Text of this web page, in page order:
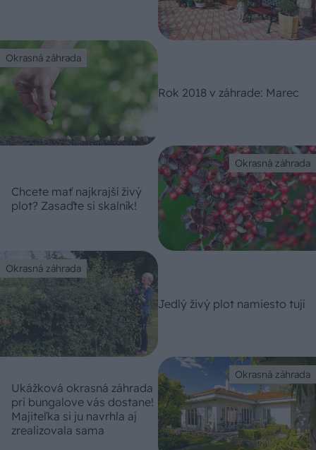
Okrasná záhrada
Rok 2018 v záhrade: Marec
Okrasná záhrada
Chcete mať najkrajší živý
plot? Zasaďte si skalník!
Okrasná záhrada
Jedlý živý plot namiesto tují
Okrasná záhrada
Ukážková okrasná záhrada
pri bungalove vás dostane!
Majiteľka si ju navrhla aj
zrealizovala sama